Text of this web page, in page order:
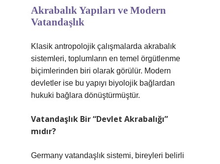
Akrabalık Yapıları ve Modern
Vatandaşlık
Klasik antropolojik çalışmalarda akrabalık
sistemleri, toplumların en temel örgütlenme
biçimlerinden biri olarak görülür. Modern
devletler ise bu yapıyı biyolojik bağlardan
hukuki bağlara dönüştürmüştür.
Vatandaşlık Bir “Devlet Akrabalığı”
mıdır?
Germany vatandaşlık sistemi, bireyleri belirli